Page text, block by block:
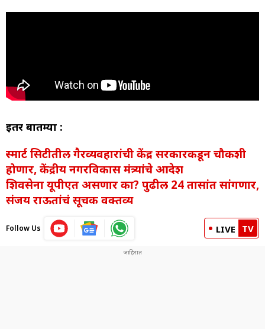
इतर बातम्या :
स्मार्ट सिटीतील गैरव्यवहारांची केंद्र सरकारकडून चौकशी
होणार, केंद्रीय नगरविकास मंत्र्यांचे आदेश
शिवसेना यूपीएत असणार का? पुढील 24 तासांत सांगणार,
संजय राऊतांचं सूचक वक्तव्य
Follow Us LIVE TV